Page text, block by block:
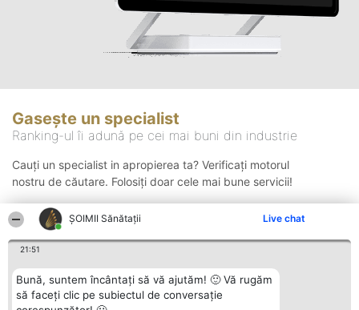
ŞOIMII Sănătații Live chat
21:51
Bună, suntem încântați să vă ajutăm! 🙂 Vă rugăm
să faceți clic pe subiectul de conversație
Gasește un specialist
Ranking-ul îi adună pe cei mai buni din industrie
Cauți un specialist in apropierea ta? Verificați motorul
nostru de căutare. Folosiți doar cele mai bune servicii!